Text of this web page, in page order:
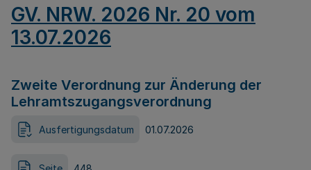
GV. NRW. 2026 Nr. 20 vom
13.07.2026
Zweite Verordnung zur Änderung der
Lehramtszugangsverordnung
Ausfertigungsdatum 01.07.2026